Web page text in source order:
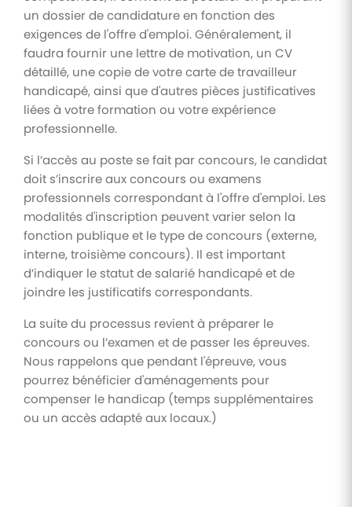
un dossier de candidature en fonction des
exigences de l'offre d'emploi. Généralement, il
faudra fournir une lettre de motivation, un CV
détaillé, une copie de votre carte de travailleur
handicapé, ainsi que d'autres pièces justificatives
liées à votre formation ou votre expérience
professionnelle.
Si l’accès au poste se fait par concours, le candidat
doit s’inscrire aux concours ou examens
professionnels correspondant à l'offre d'emploi. Les
modalités d'inscription peuvent varier selon la
fonction publique et le type de concours (externe,
interne, troisième concours). Il est important
d’indiquer le statut de salarié handicapé et de
joindre les justificatifs correspondants.
La suite du processus revient à préparer le
concours ou l’examen et de passer les épreuves.
Nous rappelons que pendant l'épreuve, vous
pourrez bénéficier d'aménagements pour
compenser le handicap (temps supplémentaires
ou un accès adapté aux locaux.)